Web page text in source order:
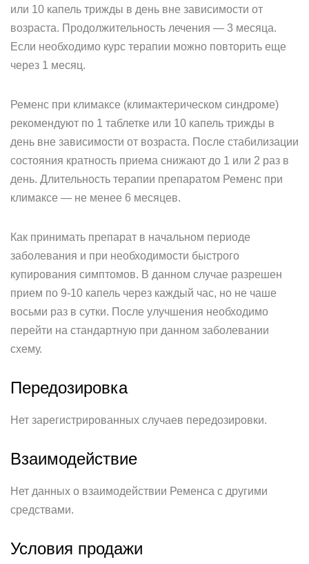
или 10 капель трижды в день вне зависимости от
возраста. Продолжительность лечения — 3 месяца.
Если необходимо курс терапии можно повторить еще
через 1 месяц.
Ременс при климаксе (климактерическом синдроме)
рекомендуют по 1 таблетке или 10 капель трижды в
день вне зависимости от возраста. После стабилизации
состояния кратность приема снижают до 1 или 2 раз в
день. Длительность терапии препаратом Ременс при
климаксе — не менее 6 месяцев.
Как принимать препарат в начальном периоде
заболевания и при необходимости быстрого
купирования симптомов. В данном случае разрешен
прием по 9-10 капель через каждый час, но не чаше
восьми раз в сутки. После улучшения необходимо
перейти на стандартную при данном заболевании
схему.
Передозировка
Нет зарегистрированных случаев передозировки.
Взаимодействие
Нет данных о взаимодействии Ременса с другими
средствами.
Условия продажи